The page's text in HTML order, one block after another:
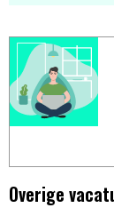
Overige